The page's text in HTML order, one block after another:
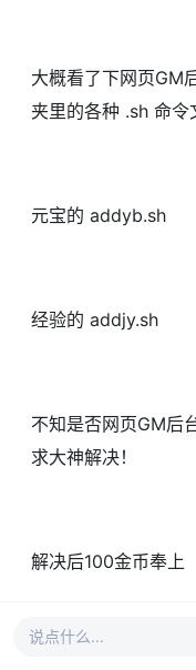
大概看了下网页GM
夹里的各种 .sh 命令
元宝的 addyb.sh
经验的 addjy.sh
不知是否网页GM后
求大神解决！
解决后100金币奉上
# 求助
说点什么...